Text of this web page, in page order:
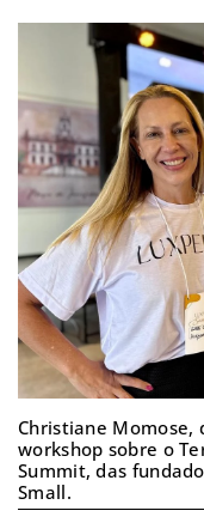
Christiane Momose,
workshop sobre o
Summit, das
Small.